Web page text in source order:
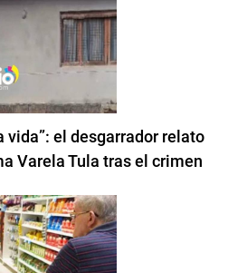
vida”: el desgarrador relato
Varela Tula tras el crimen